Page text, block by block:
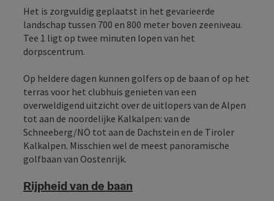
Het is zorgvuldig geplaatst in het gevarieerde
landschap tussen 700 en 800 meter boven zeeniveau.
Tee 1 ligt op twee minuten lopen van het
dorpscentrum.
Op heldere dagen kunnen golfers op de baan of op het
terras voor het clubhuis genieten van een
overweldigend uitzicht over de uitlopers van de Alpen
tot aan de noordelijke Kalkalpen: van de
Schneeberg/NÖ tot aan de Dachstein en de Tiroler
Kalkalpen. Misschien wel de meest panoramische
golfbaan van Oostenrijk.
Rijpheid van de baan